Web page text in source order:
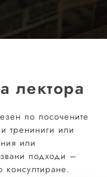
лектора
по посочените
трениниги или
или
подходи –
консултиране.